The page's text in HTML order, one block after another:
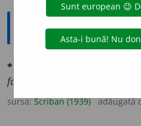
Explicative DEX
*lícit, -ă
fapte licite.
sursa:Scriban (1939) adăugată